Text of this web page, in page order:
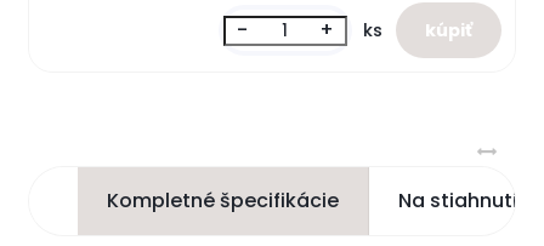
- + ks
Kompletné špecifikácie Na stiahnutie